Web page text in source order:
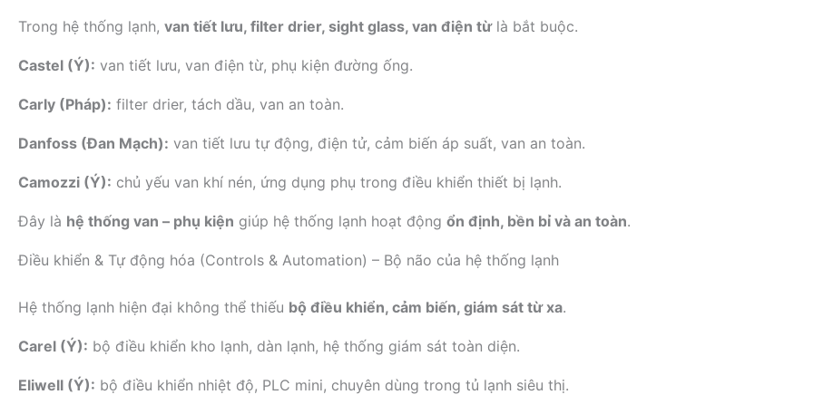
Trong hệ thống lạnh, van tiết lưu, filter drier, sight glass, van điện từlà bắt buộc.
Castel (Ý): van tiết lưu, van điện từ, phụ kiện đường ống.
Carly (Pháp): filter drier, tách dầu, van an toàn.
Danfoss (Đan Mạch): van tiết lưu tự động, điện tử, cảm biến áp suất, van an toàn.
Camozzi (Ý): chủ yếu van khí nén, ứng dụng phụ trong điều khiển thiết bị lạnh.
Đây là hệ thống van – phụ kiện giúp hệ thống lạnh hoạt động ổn định, bền bỉ và an toàn.
Điều khiển & Tự động hóa (Controls & Automation) – Bộ não của hệ thống lạnh
Hệ thống lạnh hiện đại không thể thiếu bộ điều khiển, cảm biến, giám sát từ xa.
Carel (Ý): bộ điều khiển kho lạnh, dàn lạnh, hệ thống giám sát toàn diện.
Eliwell (Ý): bộ điều khiển nhiệt độ, PLC mini, chuyên dùng trong tủ lạnh siêu thị.